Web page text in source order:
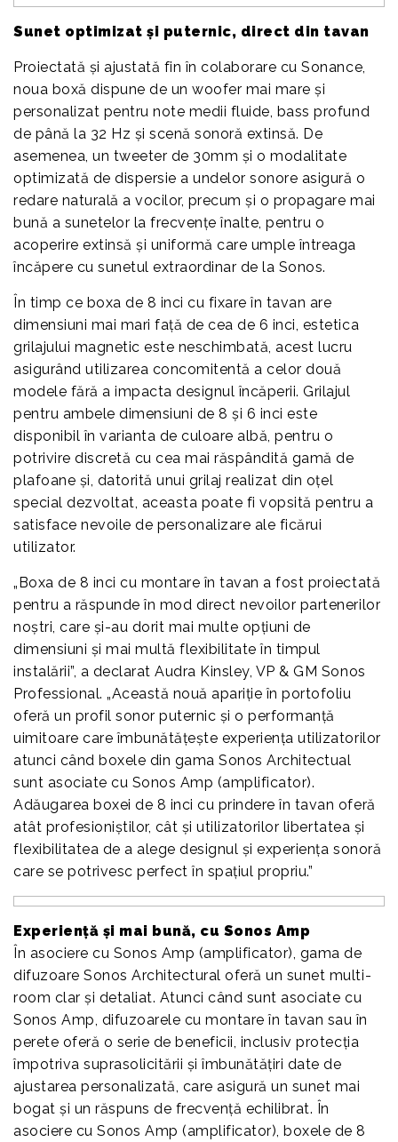
Sunet optimizat și puternic, direct din tavan
Proiectată și ajustată fin în colaborare cu Sonance,
noua boxă dispune de un woofer mai mare și
personalizat pentru note medii fluide, bass profund
de până la 32 Hz și scenă sonoră extinsă. De
asemenea, un tweeter de 30mm și o modalitate
optimizată de dispersie a undelor sonore asigură o
redare naturală a vocilor, precum și o propagare mai
bună a sunetelor la frecvențe înalte, pentru o
acoperire extinsă și uniformă care umple întreaga
încăpere cu sunetul extraordinar de la Sonos.
În timp ce boxa de 8 inci cu fixare în tavan are
dimensiuni mai mari față de cea de 6 inci, estetica
grilajului magnetic este neschimbată, acest lucru
asigurând utilizarea concomitentă a celor două
modele fără a impacta designul încăperii. Grilajul
pentru ambele dimensiuni de 8 și 6 inci este
disponibil în varianta de culoare albă, pentru o
potrivire discretă cu cea mai răspândită gamă de
plafoane și, datorită unui grilaj realizat din oțel
special dezvoltat, aceasta poate fi vopsită pentru a
satisface nevoile de personalizare ale ficărui
utilizator.
„Boxa de 8 inci cu montare în tavan a fost proiectată
pentru a răspunde în mod direct nevoilor partenerilor
noștri, care și-au dorit mai multe opțiuni de
dimensiuni și mai multă flexibilitate în timpul
instalării”, a declarat Audra Kinsley, VP & GM Sonos
Professional. „Această nouă apariție în portofoliu
oferă un profil sonor puternic și o performanță
uimitoare care îmbunătățește experiența utilizatorilor
atunci când boxele din gama Sonos Architectual
sunt asociate cu Sonos Amp (amplificator).
Adăugarea boxei de 8 inci cu prindere în tavan oferă
atât profesioniștilor, cât și utilizatorilor libertatea și
flexibilitatea de a alege designul și experiența sonoră
care se potrivesc perfect în spațiul propriu.”
Experiență și mai bună, cu Sonos Amp
În asociere cu Sonos Amp (amplificator), gama de
difuzoare Sonos Architectural oferă un sunet multi-
room clar și detaliat. Atunci când sunt asociate cu
Sonos Amp, difuzoarele cu montare în tavan sau în
perete oferă o serie de beneficii, inclusiv protecția
împotriva suprasolicitării și îmbunătățiri date de
ajustarea personalizată, care asigură un sunet mai
bogat și un răspuns de frecvență echilibrat. În
asociere cu Sonos Amp (amplificator), boxele de 8